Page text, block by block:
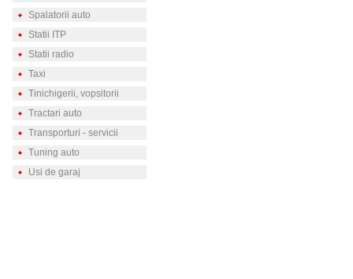
Spalatorii auto
Statii ITP
Statii radio
Taxi
Tinichigerii, vopsitorii
Tractari auto
Transporturi - servicii
Tuning auto
Usi de garaj